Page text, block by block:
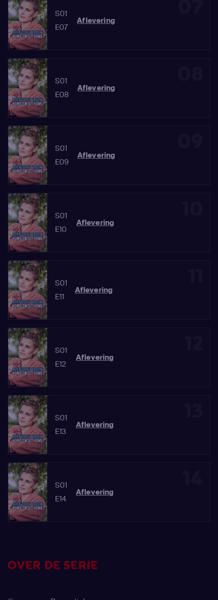
S01
E07
Aflevering
S01
E08
Aflevering
S01
E09
Aflevering
S01
E10
Aflevering
S01
E11
Aflevering
S01
E12
Aflevering
S01
E13
Aflevering
S01
E14
Aflevering
OVER DE SERIE